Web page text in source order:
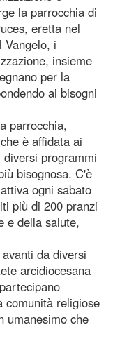
la parrocchia di
eretta nel
Vangelo, i
insieme
per la
ai bisogni
parrocchia,
è affidata ai
programmi
bisognosa. C'è
ogni sabato
più di 200 pranzi
e della salute,
da diversi
arcidiocesana
comunità religiose
umanesimo che